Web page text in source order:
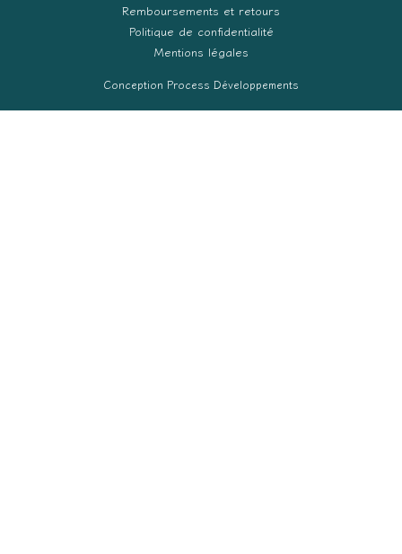
Remboursements et retours
Politique de confidentialité
Mentions légales
Conception Process Développements